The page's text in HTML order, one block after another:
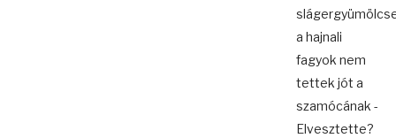
a hajnali
fagyok nem
tettek jót a
szamócának -
Elvesztette?